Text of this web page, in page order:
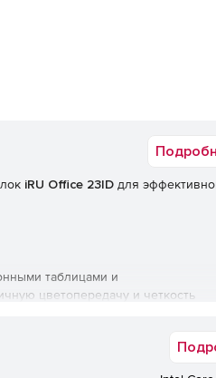
iRU Office 23ID для
таблицами и
цветопередачу и четкость